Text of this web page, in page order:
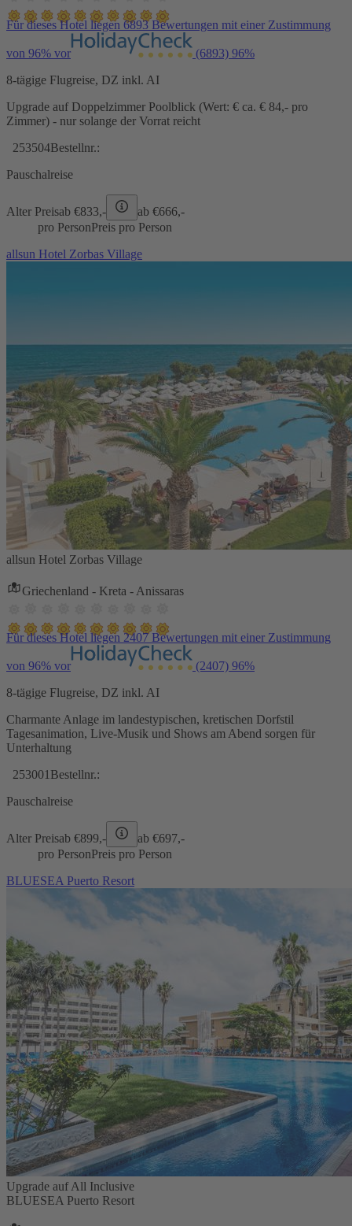
Für dieses Hotel liegen 6893 Bewertungen mit einer Zustimmung
von 96% vor (6893) 96%
8-tägige Flugreise, DZ inkl. AI
Upgrade auf Doppelzimmer Poolblick (Wert: € ca. € 84,- pro
Zimmer) - nur solange der Vorrat reicht
253504Bestellnr.:
Pauschalreise
Alter Preisab €833,- ab €666,-
pro PersonPreis pro Person
allsun Hotel Zorbas Village
allsun Hotel Zorbas Village
Griechenland - Kreta - Anissaras
Für dieses Hotel liegen 2407 Bewertungen mit einer Zustimmung
von 96% vor (2407) 96%
8-tägige Flugreise, DZ inkl. AI
Charmante Anlage im landestypischen, kretischen Dorfstil
Tagesanimation, Live-Musik und Shows am Abend sorgen für
Unterhaltung
253001 Bestellnr.:
Pauschalreise
Alter Preisab €899,- ab €697,-
pro PersonPreis pro Person
BLUESEA Puerto Resort
Upgrade auf All Inclusive
BLUESEA Puerto Resort